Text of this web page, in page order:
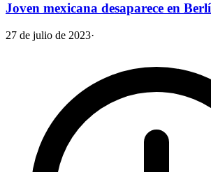
Joven mexicana desaparece en
27 de julio de 2023·